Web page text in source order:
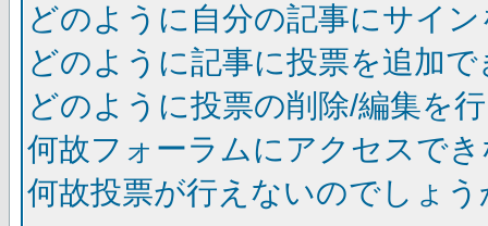
どのように自分の記事にサイ
どのように記事に投票を追加
どのように投票の削除/編集を
何故フォーラムにアクセスで
何故投票が行えないのでしょう